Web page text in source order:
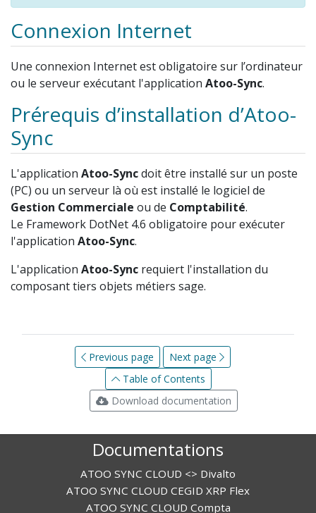
Connexion Internet
Une connexion Internet est obligatoire sur l’ordinateur
ou le serveur exécutant l'application Atoo-Sync.
Prérequis d’installation d’Atoo-
Sync
L'application Atoo-Syncdoit être installé sur un poste
(PC) ou un serveur là où est installé le logiciel de
Gestion Commerciale ou de Comptabilité.
Le Framework DotNet 4.6 obligatoire pour exécuter
l'application Atoo-Sync.
L'application Atoo-Sync requiert l'installation du
composant tiers objets métiers sage.
Previous page
Next page
Table of Contents
Download documentation
Documentations
ATOO SYNC CLOUD <> Divalto
ATOO SYNC CLOUD CEGID XRP Flex
ATOO SYNC CLOUD Compta